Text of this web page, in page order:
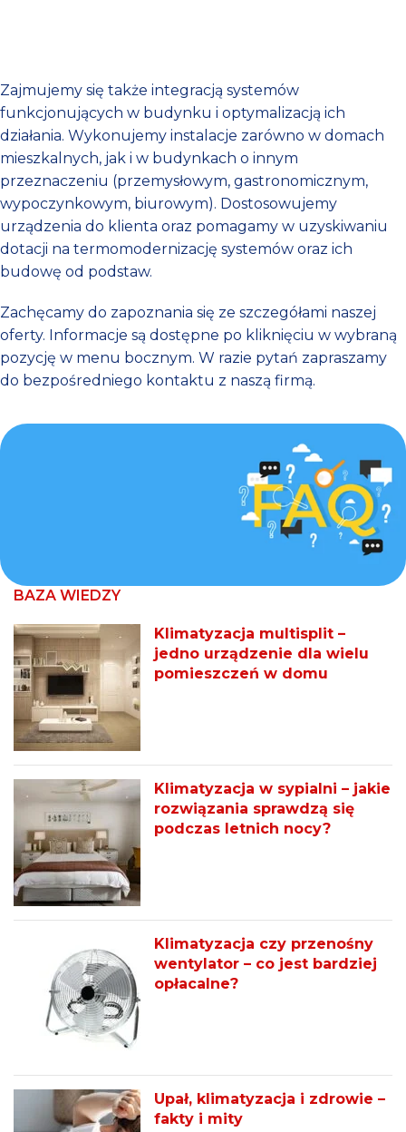
Zajmujemy się także integracją systemów
funkcjonujących w budynku i optymalizacją ich
działania. Wykonujemy instalacje zarówno w domach
mieszkalnych, jak i w budynkach o innym
przeznaczeniu (przemysłowym, gastronomicznym,
wypoczynkowym, biurowym). Dostosowujemy
urządzenia do klienta oraz pomagamy w uzyskiwaniu
dotacji na termomodernizację systemów oraz ich
budowę od podstaw.
Zachęcamy do zapoznania się ze szczegółami naszej
oferty. Informacje są dostępne po kliknięciu w wybraną
pozycję w menu bocznym. W razie pytań zapraszamy
do bezpośredniego kontaktu z naszą firmą.
dowiedz się więcej
BAZA WIEDZY
Klimatyzacja multisplit –
jedno urządzenie dla wielu
pomieszczeń w domu
Klimatyzacja w sypialni – jakie
rozwiązania sprawdzą się
podczas letnich nocy?
Klimatyzacja czy przenośny
wentylator – co jest bardziej
opłacalne?
Upał, klimatyzacja i zdrowie –
fakty i mity